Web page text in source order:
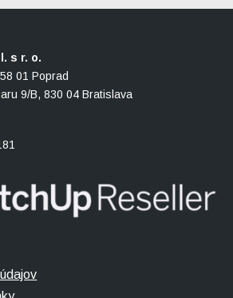
s r. o.
01 Poprad
9/B, 830 04 Bratislava